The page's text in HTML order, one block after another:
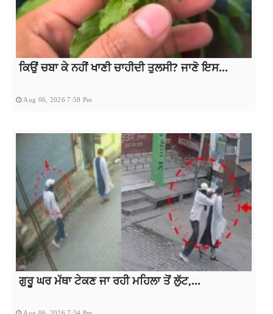
ਕਿਉਂ ਚਬਾ ਕੇ ਨਹੀਂ ਖਾਣੀ ਚਾਹੀਦੀ ਤੁਲਸੀ? ਜਾਣੋ ਇਸ...
Aug 06, 2026 7:58 Pm
ਗੁਰੂ ਘਰ ਮੱਥਾ ਟੇਕਣ ਜਾ ਰਹੀ ਮਹਿਲਾ ਤੋਂ ਲੁੱਟ,...